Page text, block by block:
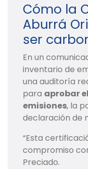
Cómo la
Aburrá
ser
En un
inventario de
una auditoría
para aprobar
emisiones, la
declaración de
“Esta
compromiso
Preciado.